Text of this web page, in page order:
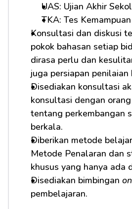
UAS: Ujian Akhir
TKA: Tes
Konsultasi dan diskusi
pokok bahasan setiap
dirasa perlu dan
juga persiapan penilaian
Disediakan konsultasi
konsultasi dengan
tentang perkembangan
berkala.
Diberikan metode
Metode Penalaran dan
khusus yang hanya ada
Disediakan bimbingan
pembelajaran.